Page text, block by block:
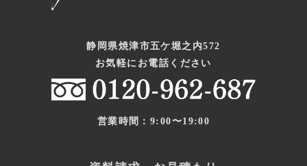
静岡県焼津市五ケ堀之内572
お気軽にお電話ください
営業時間：9:00〜19:00